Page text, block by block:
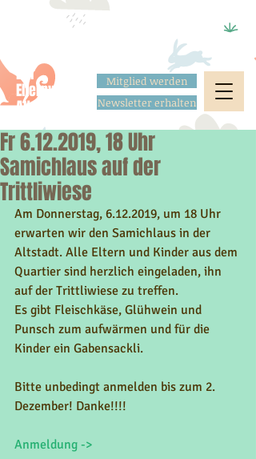
Der
Elternverein
Altstadt
Newsletter erhalten
Mitglied werden
Fr 6.12.2019, 18 Uhr
Samichlaus auf der
Trittliwiese
Am Donnerstag, 6.12.2019, um 18 Uhr
erwarten wir den Samichlaus in der
Altstadt. Alle Eltern und Kinder aus dem
Quartier sind herzlich eingeladen, ihn
auf der Trittliwiese zu treffen.
Es gibt Fleischkäse, Glühwein und
Punsch zum aufwärmen und für die
Kinder ein Gabensackli.
Bitte unbedingt anmelden bis zum 2.
Dezember! Danke!!!!
Anmeldung ->